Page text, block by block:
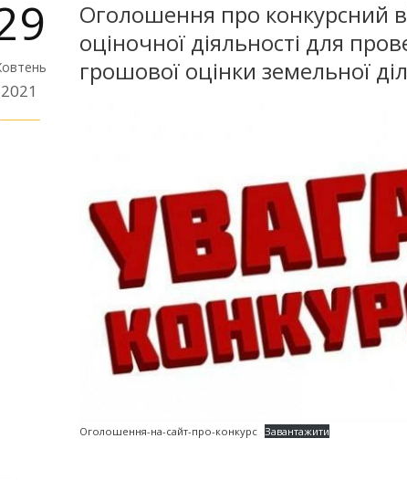
2021
Оголошення про конкурсний
оціночної діяльності для
грошової оцінки земельної
Оголошення-на-сайт-про-конкурс Завантажити